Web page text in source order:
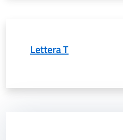
Lettera T